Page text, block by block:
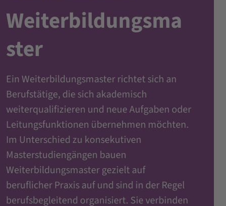
Weiterbildungsma
ster
Ein Weiterbildungsmaster richtet sich an
Berufstätige, die sich akademisch
weiterqualifizieren und neue Aufgaben oder
Leitungsfunktionen übernehmen möchten.
Im Unterschied zu konsekutiven
Masterstudiengängen bauen
Weiterbildungsmaster gezielt auf
beruflicher Praxis auf und sind in der Regel
berufsbegleitend organisiert. Sie verbinden